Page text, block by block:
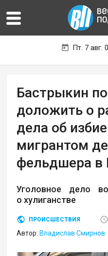
Пт. 7 авг.
Бастрыкин
доложить о
дела об
мигрантом
фельдшера в
Уголовное дело
о хулиганстве
ПРОИСШЕСТВИЯ
Автор: Владислав Смирнов